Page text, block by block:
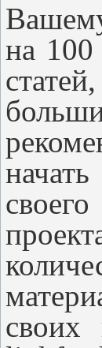
на 100
своих